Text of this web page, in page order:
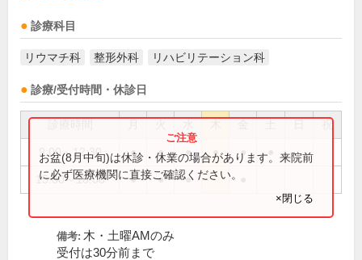
診療科目
リウマチ科 整形外科 リハビリテーション科
診療/受付時間・休診日
祝
9:00～12:30 ● ● ● ● ●
15:00～18:00 ● ● ●
お盆(8月中旬)は休診・休業の場合があります。来院前
に必ず医療機関に直接ご確認ください。
×閉じる
備考: 木・土曜AMのみ
受付は30分前まで